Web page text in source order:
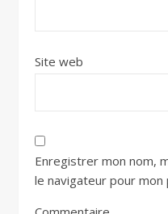
Site web
Enregistrer mon nom,
le navigateur pour mon